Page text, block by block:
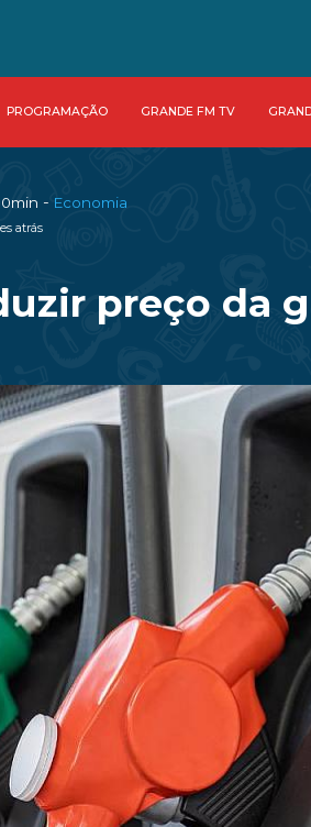
PROGRAMAÇÃO GRANDE FM TV
- Economia
atrás
preço da